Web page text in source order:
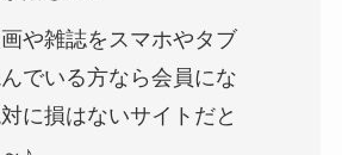
や雑誌をスマホやタブ
でいる方なら会員にな
に損はないサイトだと